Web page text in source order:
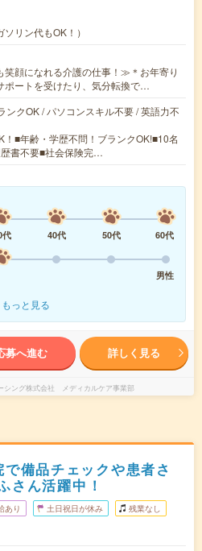
リン代もOK！）
顔になれる介護の仕事！≫＊お年寄り
ポートを受けたり、気分転換で…
ンクOK / パソコンスキル不要 / 英語力不
！■年齢・学歴不問！ブランクOK!■10名
書不要■社会保険完…
代 40代 50代
60代
男性
もっと見る
募へ進む 詳しく見る
シング株式会社 メディカルケア事業部
備品チェックや患者さ
さん活躍中！
あり 土日祝日が休み 残業なし